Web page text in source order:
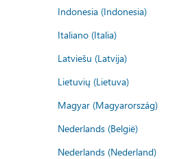
Indonesia (Indonesia)
Italiano (Italia)
Latviešu (Latvija)
Lietuvių (Lietuva)
Magyar (Magyarország)
Nederlands (België)
Nederlands (Nederland)